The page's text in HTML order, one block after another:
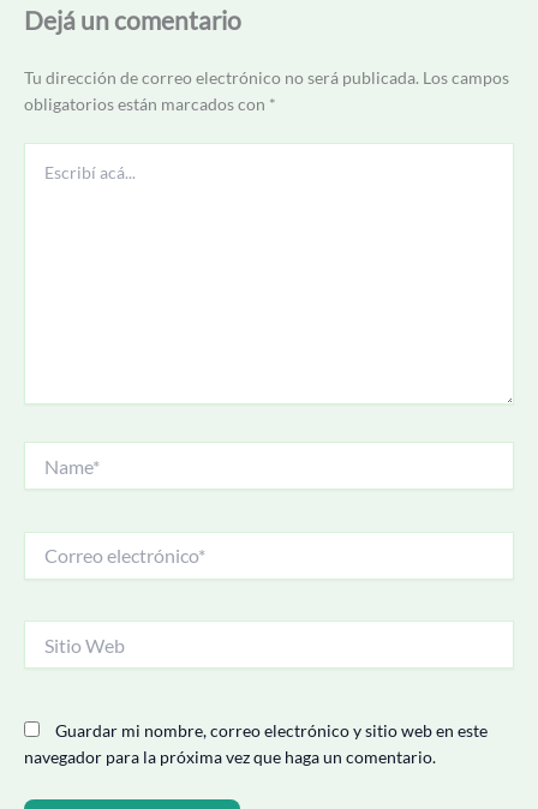
Dejá un comentario
Tu dirección de correo electrónico no será publicada. Los campos
obligatorios están marcados con *
acá...
electrónico*
Web
Guardar mi nombre, correo electrónico y sitio web en este
navegador para la próxima vez que haga un comentario.